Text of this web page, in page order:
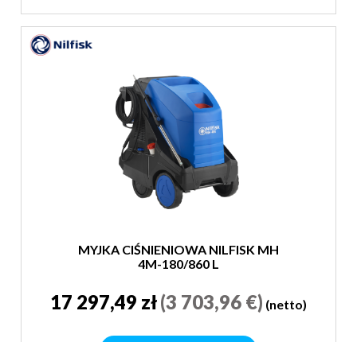
MYJKA CIŚNIENIOWA NILFISK MH
4M-180/860 L
17 297,49 zł(3 703,96 €) (netto)